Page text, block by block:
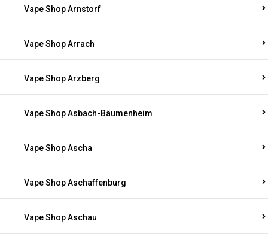
Vape Shop Arnstorf
Vape Shop Arrach
Vape Shop Arzberg
Vape Shop Asbach-Bäumenheim
Vape Shop Ascha
Vape Shop Aschaffenburg
Vape Shop Aschau